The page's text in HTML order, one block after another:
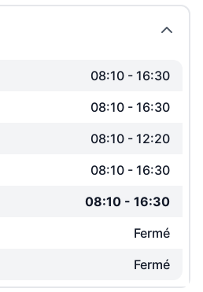
08:10 - 16:30
08:10 - 16:30
08:10 - 12:20
08:10 - 16:30
08:10 - 16:30
Fermé
Fermé